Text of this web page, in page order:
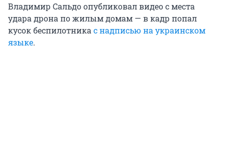
Владимир Сальдо опубликовал видео с места
удара дрона по жилым домам — в кадр попал
кусок беспилотника с надписью на украинском
языке.